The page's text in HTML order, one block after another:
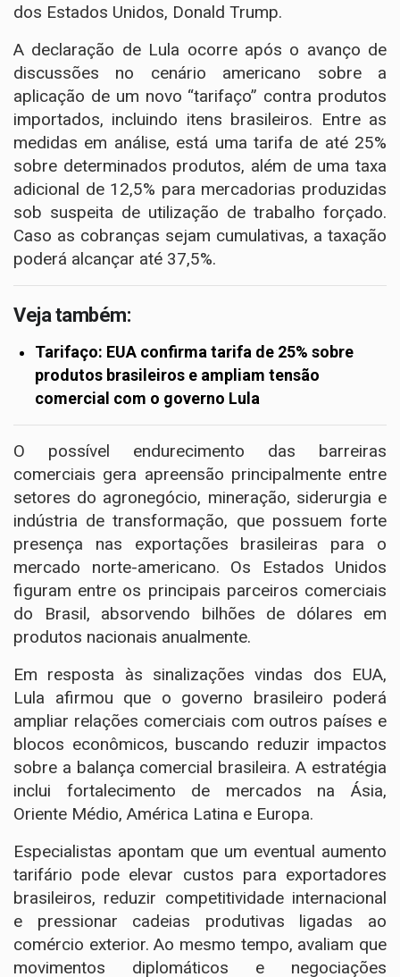
dos Estados Unidos, Donald Trump.
A declaração de Lula ocorre após o avanço de
discussões no cenário americano sobre a
aplicação de um novo “tarifaço” contra produtos
importados, incluindo itens brasileiros. Entre as
medidas em análise, está uma tarifa de até 25%
sobre determinados produtos, além de uma taxa
adicional de 12,5% para mercadorias produzidas
sob suspeita de utilização de trabalho forçado.
Caso as cobranças sejam cumulativas, a taxação
poderá alcançar até 37,5%.
Veja também:
Tarifaço: EUA confirma tarifa de 25% sobre
produtos brasileiros e ampliam tensão
comercial com o governo Lula
O possível endurecimento das barreiras
comerciais gera apreensão principalmente entre
setores do agronegócio, mineração, siderurgia e
indústria de transformação, que possuem forte
presença nas exportações brasileiras para o
mercado norte-americano. Os Estados Unidos
figuram entre os principais parceiros comerciais
do Brasil, absorvendo bilhões de dólares em
produtos nacionais anualmente.
Em resposta às sinalizações vindas dos EUA,
Lula afirmou que o governo brasileiro poderá
ampliar relações comerciais com outros países e
blocos econômicos, buscando reduzir impactos
sobre a balança comercial brasileira. A estratégia
inclui fortalecimento de mercados na Ásia,
Oriente Médio, América Latina e Europa.
Especialistas apontam que um eventual aumento
tarifário pode elevar custos para exportadores
brasileiros, reduzir competitividade internacional
e pressionar cadeias produtivas ligadas ao
comércio exterior. Ao mesmo tempo, avaliam que
movimentos diplomáticos e negociações